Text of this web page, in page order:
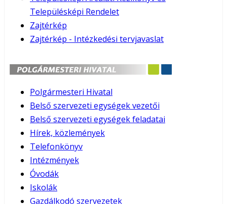
Településképi Rendelet
Zajtérkép
Zajtérkép - Intézkedési tervjavaslat
Polgármesteri Hivatal
Belső szervezeti egységek vezetői
Belső szervezeti egységek feladatai
Hírek, közlemények
Telefonkönyv
Intézmények
Óvodák
Iskolák
Gazdálkodó szervezetek